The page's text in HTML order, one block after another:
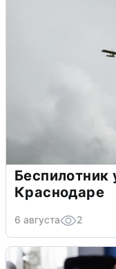
Беспилотник
Краснодаре
6 августа 2